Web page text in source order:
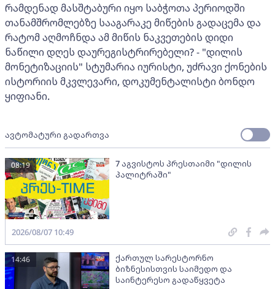
რამდენად მასშტაბური იყო საბჭოთა პერიოდში
თანამშრომლებზე სააგარაკე მიწების გადაცემა და
რატომ აღმოჩნდა ამ მიწის ნაკვეთების დიდი
ნაწილი დღეს დაურეგისტრირებელი? - "დილის
მონეტიზაციის" სტუმარია იურისტი, უძრავი ქონების
ისტორიის მკვლევარი, დოკუმენტალისტი ბონდო
ყიფიანი.
ავტომატური გადართვა
7 აგვისტოს პრესთაიმი "დილის
პალიტრაში"
08:19
2026/08/07 10:49
ქართულ სარესტორნო
ბიზნესისთვის საიმედო და
საინტერესო გადაწყვეტა
14:46